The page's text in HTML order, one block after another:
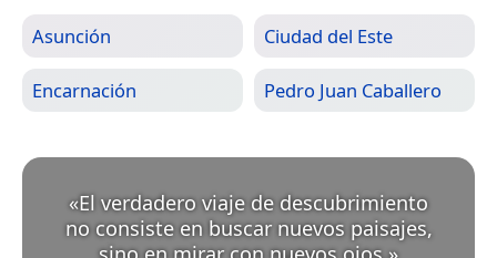
Asunción Ciudad del Este
Encarnación Pedro Juan Caballero
«El verdadero viaje de descubrimiento
no consiste en buscar nuevos paisajes,